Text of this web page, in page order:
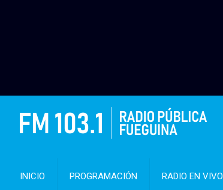
INICIO PROGRAMACIÓN RADIO EN VIVO